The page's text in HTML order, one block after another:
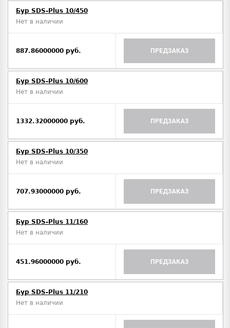
Бур SDS-Plus 10/450
Нет в наличии
887.86000000 руб. ПРЕДЗАКАЗ
Бур SDS-Plus 10/600
Нет в наличии
1332.32000000 руб. ПРЕДЗАКАЗ
Бур SDS-Plus 10/350
Нет в наличии
707.93000000 руб. ПРЕДЗАКАЗ
Бур SDS-Plus 11/160
Нет в наличии
451.96000000 руб. ПРЕДЗАКАЗ
Бур SDS-Plus 11/210
Нет в наличии